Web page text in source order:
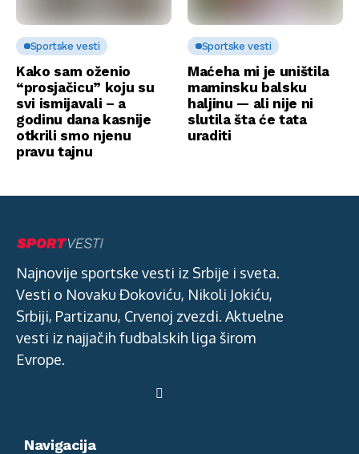
Sportske vesti
Kako sam oženio
“prosjačicu” koju su
svi ismijavali – a
godinu dana kasnije
otkrili smo njenu
pravu tajnu
Sportske vesti
Maćeha mi je uništila
maminsku balsku
haljinu — ali nije ni
slutila šta će tata
uraditi
Najnovije sportske vesti iz Srbije i sveta.
Vesti o Novaku Đokoviću, Nikoli Jokiću,
Srbiji, Partizanu, Crvenoj zvezdi. Aktuelne
vesti iz najjačih fudbalskih liga širom
Evrope.
Navigacija